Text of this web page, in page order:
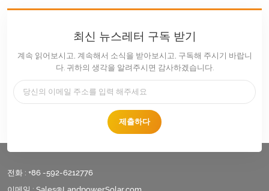
최신 뉴스레터 구독 받기
계속 읽어보시고, 계속해서 소식을 받아보시고, 구독해 주시기 바랍니
다. 귀하의 생각을 알려주시면 감사하겠습니다.
제출하다
전화 : +86 -592-6212776